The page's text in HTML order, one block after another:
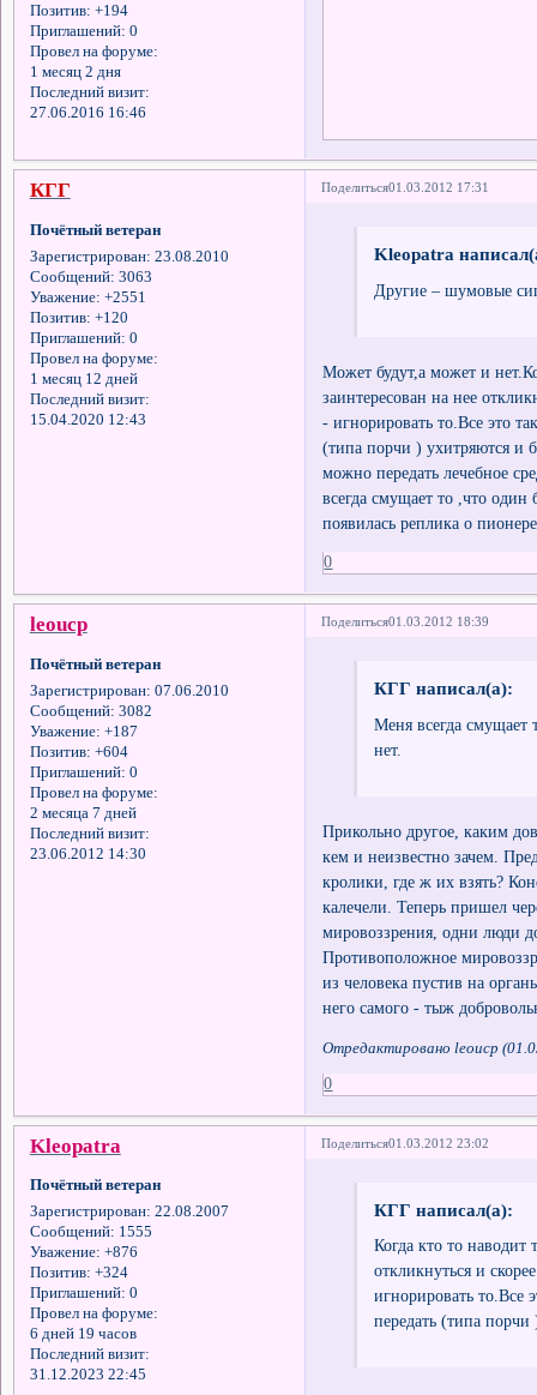
Позитив: +194
Приглашений: 0
Провел на форуме:
1 месяц 2 дня
Последний визит:
27.06.2016 16:46
Поделиться01.03.2012 17:31
КГГ
Почётный ветеран
Зарегистрирован: 23.08.2010
Сообщений: 3063
Уважение: +2551
Позитив: +120
Приглашений: 0
Провел на форуме:
1 месяц 12 дней
Последний визит:
15.04.2020 12:43
Kleopatra
Другие – шумовые
Может будут,а может и
заинтересован на нее
- игнорировать то.Все это
(типа порчи ) ухитряются и
можно передать лечебное
всегда смущает то ,что один
появилась реплика о
0
Поделиться01.03.2012 18:39
leоucp
Почётный ветеран
Зарегистрирован: 07.06.2010
Сообщений: 3082
Уважение: +187
Позитив: +604
Приглашений: 0
Провел на форуме:
2 месяца 7 дней
Последний визит:
23.06.2012 14:30
КГГ написал(а):
Меня всегда смущает
нет.
Прикольно другое, каким
кем и неизвестно зачем.
кролики, где ж их взять?
калечели. Теперь пришел
мировоззрения, одни люди
Противоположное
из человека пустив на
него самого - тыж
Отредактировано leoucp
0
Поделиться01.03.2012 23:02
Kleopatra
Почётный ветеран
Зарегистрирован: 22.08.2007
Сообщений: 1555
Уважение: +876
Позитив: +324
Приглашений: 0
Провел на форуме:
6 дней 19 часов
Последний визит:
31.12.2023 22:45
КГГ написал(а):
Когда кто то наводит
откликнуться и
игнорировать то.Все
передать (типа порчи